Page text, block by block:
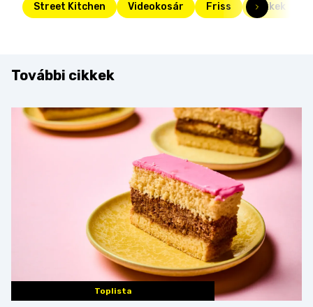
Street Kitchen Videokosár Friss Cikkek
További cikkek
Toplista